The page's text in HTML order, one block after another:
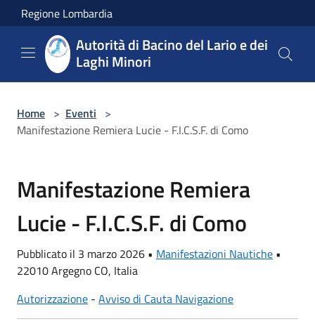
Salta al contenuto principale
Regione Lombardia
Autorità di Bacino del Lario e dei
Laghi Minori
Home > Eventi >
Manifestazione Remiera Lucie - F.I.C.S.F. di Como
Manifestazione Remiera
Lucie - F.I.C.S.F. di Como
Pubblicato il 3 marzo 2026 • Manifestazioni Nautiche •
22010 Argegno CO, Italia
Autorizzazione - Avviso di Cauta Navigazione